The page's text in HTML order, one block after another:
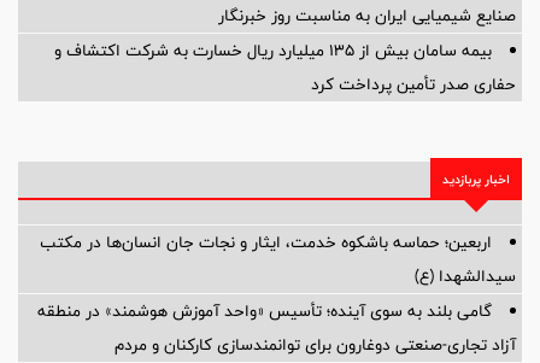
صنایع شیمیایی ایران به مناسبت روز خبرنگار
بیمه سامان بیش از ۱۳۵ میلیارد ریال خسارت به شرکت اکتشاف و
حفاری صدر تأمین پرداخت کرد
اخبار پربازدید
اربعین؛ حماسه باشکوه خدمت، ایثار و نجات جان انسان‌ها در مکتب
سیدالشهدا (ع)
گامی بلند به سوی آینده؛ تأسیس «واحد آموزش هوشمند» در منطقه
آزاد تجاری-صنعتی دوغارون برای توانمندسازی کارکنان و مردم